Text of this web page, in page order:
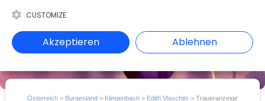
Österreich> Burgenland> Klingenbach> Edith Vlaschits > Traueranzeige
CUSTOMIZE
Akzeptieren Ablehnen